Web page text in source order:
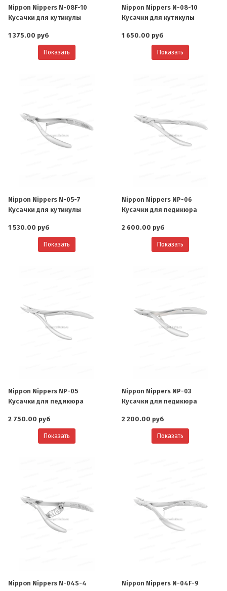
Nippon Nippers N-08F-10
Кусачки для кутикулы
1 375.00 руб
Показать
Nippon Nippers N-08-10
Кусачки для кутикулы
1 650.00 руб
Показать
Nippon Nippers N-05-7
Кусачки для кутикулы
1 530.00 руб
Показать
Nippon Nippers NP-06
Кусачки для педикюра
2 600.00 руб
Показать
Nippon Nippers NP-05
Кусачки для педикюра
2 750.00 руб
Показать
Nippon Nippers NP-03
Кусачки для педикюра
2 200.00 руб
Показать
Nippon Nippers N-04S-4
Nippon Nippers N-04F-9